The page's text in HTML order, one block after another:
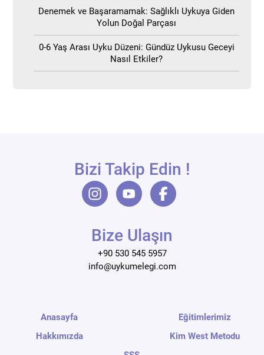
Denemek ve Başaramamak: Sağlıklı Uykuya Giden
Yolun Doğal Parçası
0-6 Yaş Arası Uyku Düzeni: Gündüz Uykusu Geceyi
Nasıl Etkiler?
Bizi Takip Edin !
Bize Ulaşın
+90 530 545 5957
info@uykumelegi.com
Anasayfa
Hakkımızda
Eğitimlerimiz
Kim West Metodu